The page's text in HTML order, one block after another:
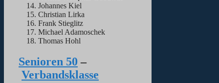
Johannes Kiel
Christian Lirka
Frank Stieglitz
Michael Adamoschek
Thomas Hohl
Senioren 50 –
Verbandsklasse